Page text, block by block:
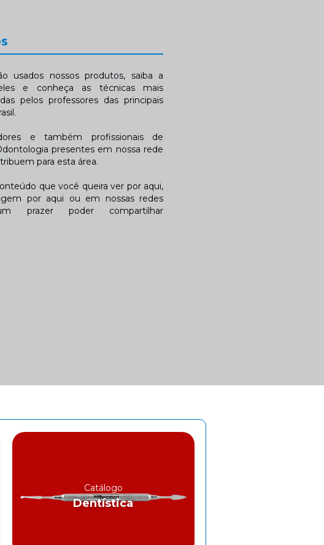
usados nossos produtos, saiba a
e conheça as técnicas mais
pelos professores das principais
e também profissionais de
presentes em nossa rede
para esta área.
que você queira ver por aqui,
por aqui ou em nossas redes
prazer poder compartilhar
Catálogo
Dentística